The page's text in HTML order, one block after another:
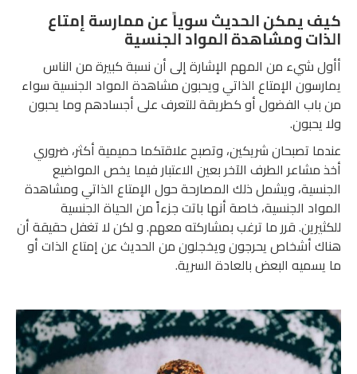
كيف يمكن الحديث سوياً عن ممارسة إمتاع
الذات ومشاهدة المواد الجنسية
أأول شيء من المهم الإشارة إلى أن نسبة كبيرة من الناس
يمارسون الإمتاع الذاتي ويحبون مشاهدة المواد الجنسية سواء
من باب الفضول أو كطريقة للتعرف على أجسادهم وما يحبون
ولا يحبون.
عندما تصبحان شريكين، وتصبح علاقتكما حميمية أكثر، ضروري
أخذ مشاعر الطرف الآخر بعين الاعتبار فيما يخص المواضيع
الجنسية، ويشمل ذلك المصارحة حول الإمتاع الذاتي ومشاهدة
المواد الجنسية، خاصة أنها باتت جزءاً من الحياة الجنسية
للكثيرين. قرر ما ترغب بمشاركته معهم. و لكن لا تغفل حقيقة أن
هناك أشخاص يحرجون ويخجلون من الحديث عن إمتاع الذات أو
ما يسميه البعض بالعادة السرية.